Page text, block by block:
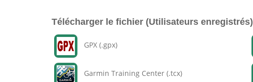
Télécharger le fichier (Utilisateurs enregistrés)
GPX (.gpx)
Garmin Training Center (.tcx)